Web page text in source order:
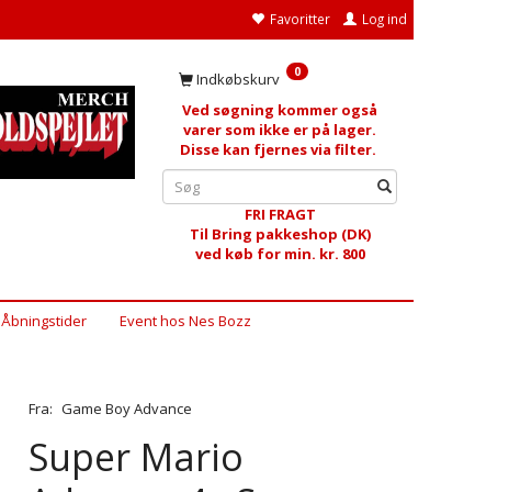
Favoritter Log ind
Indkøbskurv 0
Ved søgning kommer også
varer som ikke er på lager.
Disse kan fjernes via filter.
FRI FRAGT
Til Bring pakkeshop (DK)
ved køb for min. kr. 800
Åbningstider Event hos Nes Bozz
Fra: Game Boy Advance
Super Mario